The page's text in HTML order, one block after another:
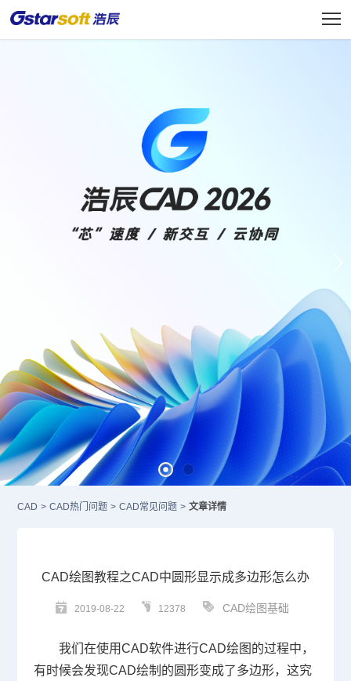
CAD > CAD热门问题 > CAD常见问题 > 文章详情
CAD绘图教程之CAD中圆形显示成多边形怎么办
2019-08-22 12378 CAD绘图基础
我们在使用CAD软件进行CAD绘图的过程中，
有时候会发现CAD绘制的圆形变成了多边形，这究